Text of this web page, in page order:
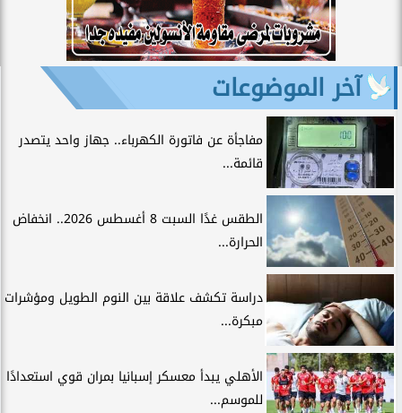
آخر الموضوعات
مفاجأة عن فاتورة الكهرباء.. جهاز واحد يتصدر
قائمة...
الطقس غدًا السبت 8 أغسطس 2026.. انخفاض
الحرارة...
دراسة تكشف علاقة بين النوم الطويل ومؤشرات
مبكرة...
الأهلي يبدأ معسكر إسبانيا بمران قوي استعدادًا
للموسم...